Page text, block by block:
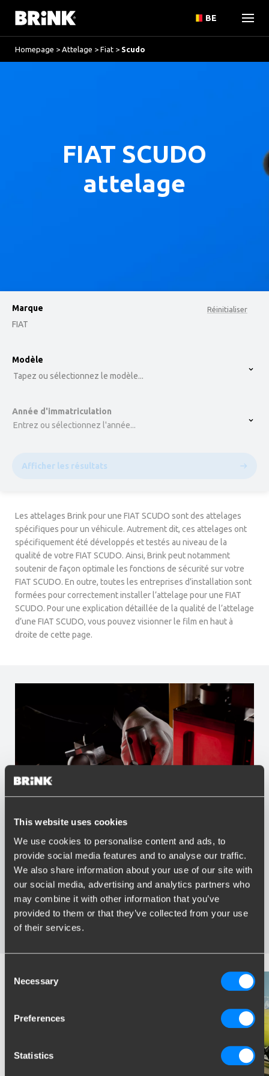
This website uses cookies
We use cookies to personalise content and ads, to
provide social media features and to analyse our traffic.
We also share information about your use of our site with
our social media, advertising and analytics partners who
may combine it with other information that you’ve
provided to them or that they’ve collected from your use
of their services.
Selection
Necessary
Preferences
Statistics
BE
Homepage > Attelage > Fiat > Scudo
FIAT SCUDO
attelage
Réinitialiser
Marque
FIAT
option , selected.
Modèle
Tapez ou sélectionnez le modèle...
Année d'immatriculation
Entrez ou sélectionnez l'année...
Afficher les résultats
Les attelages Brink pour une FIAT SCUDO sont des attelages
spécifiques pour un véhicule. Autrement dit, ces attelages ont
spécifiquement été développés et testés au niveau de la
qualité de votre FIAT SCUDO. Ainsi, Brink peut notamment
soutenir de façon optimale les fonctions de sécurité sur votre
FIAT SCUDO. En outre, toutes les entreprises d’installation sont
formées pour correctement installer l’attelage pour une FIAT
SCUDO. Pour une explication détaillée de la qualité de l’attelage
d’une FIAT SCUDO, vous pouvez visionner le film en haut à
droite de cette page.
Avantages de Brink
Le plus vaste assortiment en France
Attelage spécialement développé pour votre véhicule
Attelages certifies fiable
Installation près de chez vous
Testés dans des conditions extrêmes